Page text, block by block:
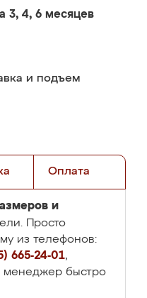
3, 4, 6 месяцев
и подъем
Оплата
и
Просто
из телефонов:
665-24-01,
менеджер быстро